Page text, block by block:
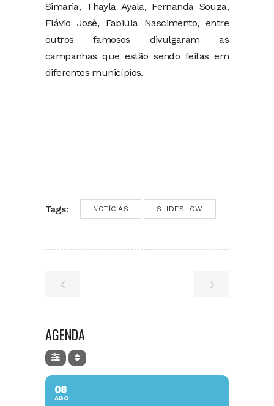
Simaria, Thayla Ayala, Fernanda Souza,
Flávio José, Fabiúla Nascimento, entre
outros famosos divulgaram as
campanhas que estão sendo feitas em
diferentes municípios.
Tags: NOTÍCIAS SLIDESHOW
AGENDA
08
AGO